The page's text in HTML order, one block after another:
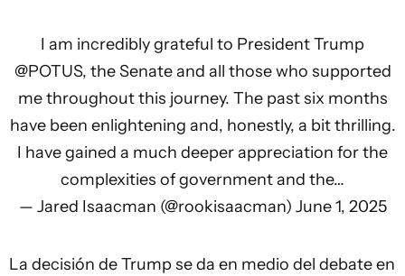
I am incredibly grateful to President Trump
@POTUS, the Senate and all those who supported
me throughout this journey. The past six months
have been enlightening and, honestly, a bit thrilling.
I have gained a much deeper appreciation for the
complexities of government and the…
— Jared Isaacman (@rookisaacman) June 1, 2025
La decisión de Trump se da en medio del debate en